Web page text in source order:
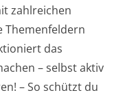
zahlreichen
Themenfeldern
das
– selbst aktiv
– So schützt du